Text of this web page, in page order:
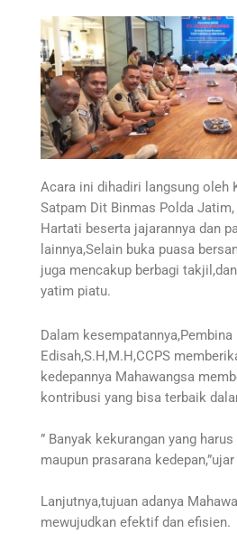
Acara ini dihadiri langsung oleh
Satpam Dit Binmas Polda Jatim,
Hartati beserta jajarannya dan
lainnya,Selain buka puasa
juga mencakup berbagi
yatim piatu.
Dalam kesempatannya,Pembina
Edisah,S.H,M.H,CCPS
kedepannya Mahawangsa
kontribusi yang bisa terbaik
” Banyak kekurangan yang
maupun prasarana
Lanjutnya,tujuan adanya
mewujudkan efektif dan efisien.